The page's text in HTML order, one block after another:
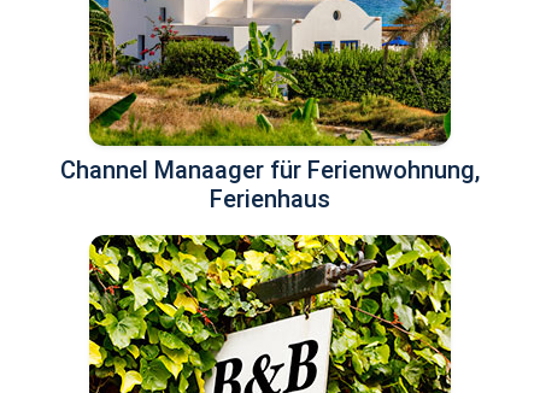
Channel Manaager für Ferienwohnung,
Ferienhaus